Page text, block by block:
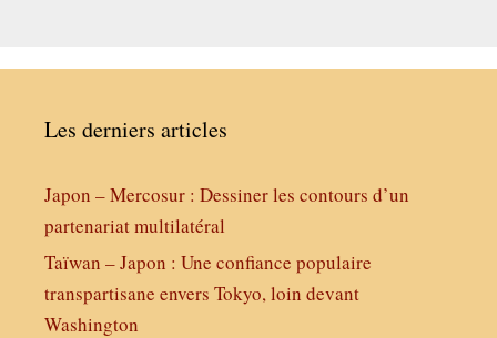
Les derniers articles
Japon – Mercosur : Dessiner les contours d’un
partenariat multilatéral
Taïwan – Japon : Une confiance populaire
transpartisane envers Tokyo, loin devant
Washington